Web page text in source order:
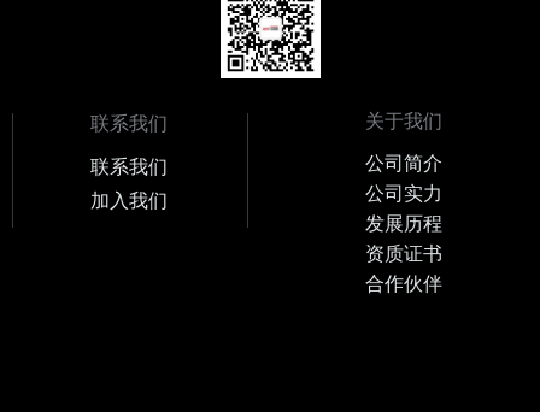
联系我们
联系我们
加入我们
关于我们
公司简介
公司实力
发展历程
资质证书
合作伙伴